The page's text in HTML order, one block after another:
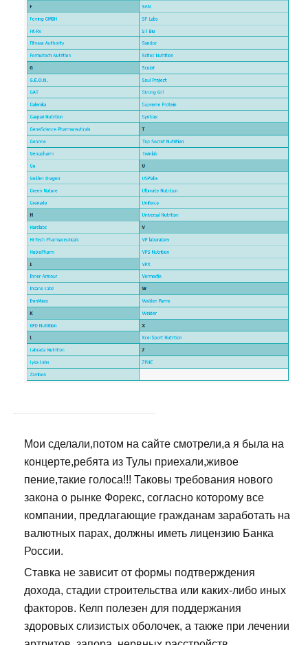
Мои сделали,потом на сайте смотрели,а я была на
концерте,ребята из Тулы приехали,живое
пение,такие голоса!!! Таковы требования нового
закона о рынке Форекс, согласно которому все
компании, предлагающие гражданам заработать на
валютных парах, должны иметь лицензию Банка
России.
Ставка не зависит от формы подтверждения
дохода, стадии строительства или каких-либо иных
факторов. Келп полезен для поддержания
здоровых слизистых оболочек, а также при лечении